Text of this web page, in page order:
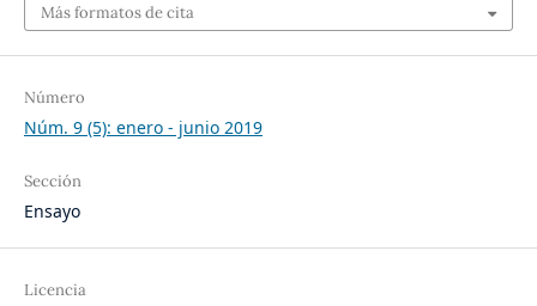
Más formatos de cita
Número
Núm. 9 (5): enero - junio 2019
Sección
Ensayo
Licencia